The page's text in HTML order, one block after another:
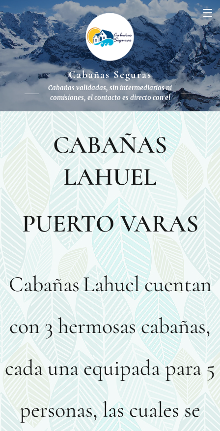
Cabañas Seguras
Cabañas validadas, sin intermediarios ni
comisiones, el contacto es directo con el
to con el dueño
CABAÑAS
LAHUEL
PUERTO VARAS
CabañasLahuel cuentan
con 3 hermosas cabañas,
cada una equipada para 5
personas, las cuales se